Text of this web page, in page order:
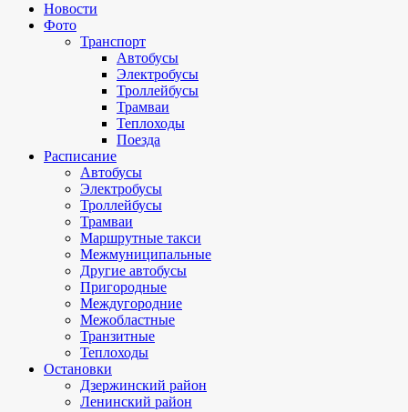
Новости
Фото
Транспорт
Автобусы
Электробусы
Троллейбусы
Трамваи
Теплоходы
Поезда
Расписание
Автобусы
Электробусы
Троллейбусы
Трамваи
Маршрутные такси
Межмуниципальные
Другие автобусы
Пригородные
Междугородние
Межобластные
Транзитные
Теплоходы
Остановки
Дзержинский район
Ленинский район